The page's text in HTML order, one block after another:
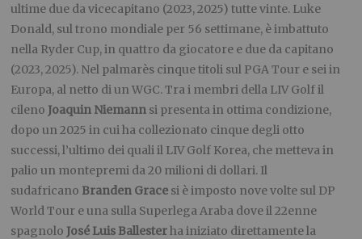
ultime due da vicecapitano (2023, 2025) tutte vinte. Luke
Donald, sul trono mondiale per 56 settimane, è imbattuto
nella Ryder Cup, in quattro da giocatore e due da capitano
(2023, 2025). Nel palmarès cinque titoli sul PGA Tour e sei in
Europa, al netto di un WGC. Tra i membri della LIV Golf il
cileno Joaquin Niemann si presenta in ottima condizione,
dopo un 2025 in cui ha collezionato cinque degli otto
successi, l’ultimo dei quali il LIV Golf Korea, che metteva in
palio un montepremi da 20 milioni di dollari. Il
sudafricano Branden Grace si è imposto nove volte sul DP
World Tour e una sulla Superlega Araba dove il 22enne
spagnolo José Luis Ballesterha iniziato direttamente la